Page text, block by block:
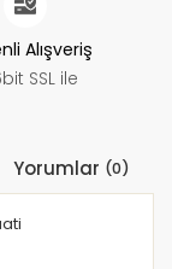
Alışveriş
SSL ile
Yorumlar (0)